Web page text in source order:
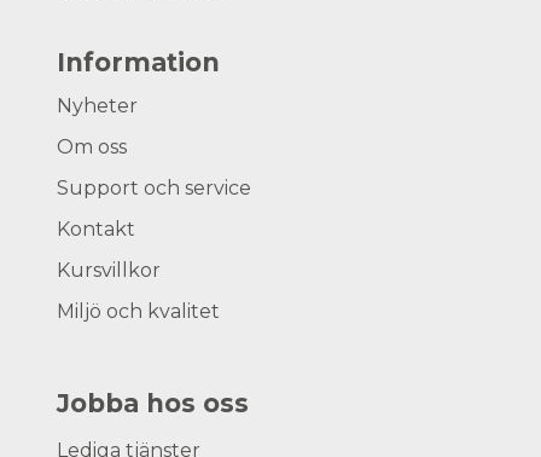
Information
Nyheter
Om oss
Support och service
Kontakt
Kursvillkor
Miljö och kvalitet
Jobba hos oss
Lediga tjänster